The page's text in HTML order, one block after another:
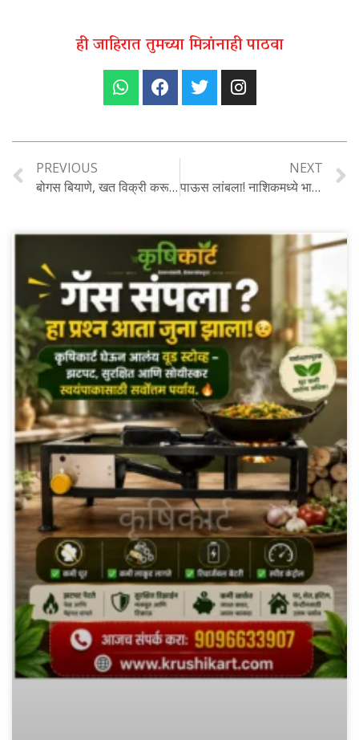
ही जाहिरात तुमच्या मित्रांनाही पाठवा
PREVIOUS
बोगस बियाणे, खत विक्री करून शेतकऱ्यांची फसवणूक करणाऱ्या १४ विक्रेत्यांना दणका, सातारा कृषी विभागाकडून परवाने निलंबित
NEXT
पाऊस लांबला! नाशिकमध्ये भाजीपाला कडाडला, कोथिंबीरला तर सोन्याचा भाव ..